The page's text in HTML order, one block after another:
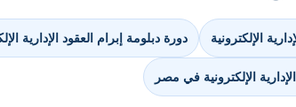
الإلكترونية دورة دبلومة إبرام العقود الإدارية
الإلكترونية في مصر